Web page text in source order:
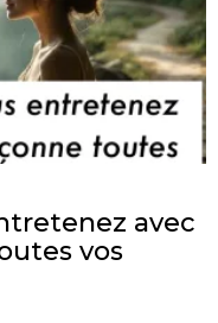
avec
vos